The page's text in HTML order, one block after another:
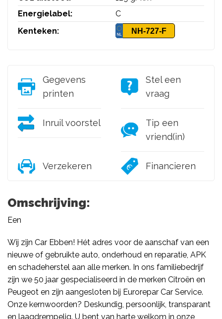
Energielabel:
C
Kenteken:
NH-727-F
Gegevens
printen
Stel een
vraag
Inruil voorstel
Tip een
vriend(in)
Verzekeren Financieren
Omschrijving:
Een
Wij zijn Car Ebben! Hét adres voor de aanschaf van een
nieuwe of gebruikte auto, onderhoud en reparatie, APK
en schadeherstel aan alle merken. In ons familiebedrijf
zijn we 50 jaar gespecialiseerd in de merken Citroën en
Peugeot en zijn aangesloten bij Eurorepar Car Service.
Onze kernwoorden? Deskundig, persoonlijk, transparant
en laagdrempelig. U bent van harte welkom in onze